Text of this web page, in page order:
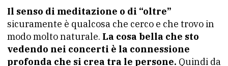
Il senso di meditazione o di “oltre”
sicuramente è qualcosa che cerco e che trovo in
modo molto naturale. La cosa bella che sto
vedendo nei concerti è la connessione
profonda che si crea tra le persone. Quindi da